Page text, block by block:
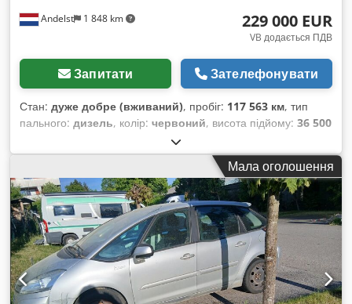
причепа #Повнопривідне кермування #Транспортний візок
Andelst 1 848 km 229 000 EUR
VB додається ПДВ
Запитати Зателефонувати
Стан: дуже добре (вживаний), пробіг: 117 563 км, тип
пального: дизель, колір: червоний, висота підйому: 36 500
05/2015
Рік виготовлення:2015,
Мала оголошення